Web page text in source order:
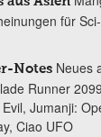
für
Notes Neues
Runner
Jumanji:
Ciao UFO